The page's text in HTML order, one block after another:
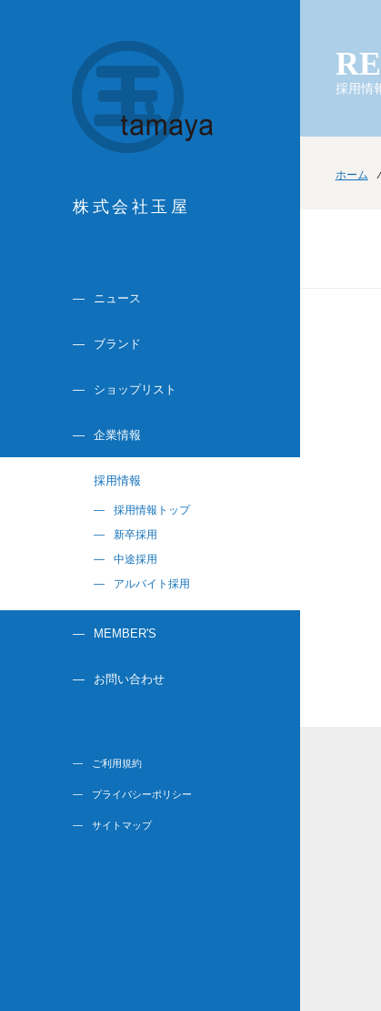
株式会社玉屋
ニュース
ブランド
ショップリスト
企業情報
採用情報
採用情報トップ
新卒採用
中途採用
アルバイト採用
MEMBER'S
お問い合わせ
ご利用規約
プライバシーポリシー
サイトマップ
採用情
ホーム